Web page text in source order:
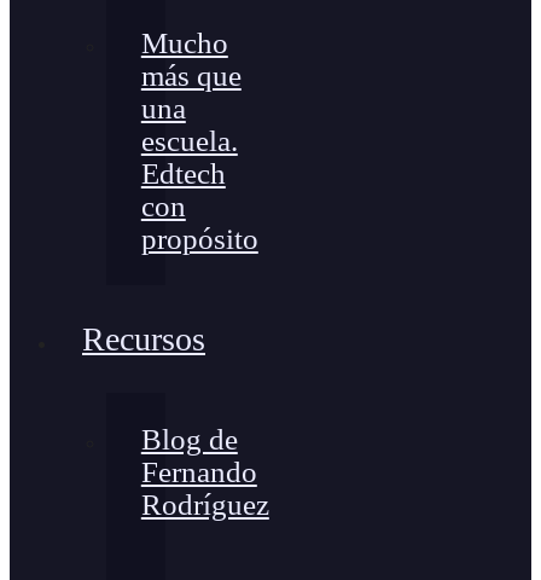
Mucho
más que
una
escuela.
Edtech
con
propósito
Recursos
Blog de
Fernando
Rodríguez